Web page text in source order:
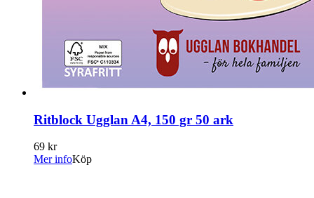
Ritblock Ugglan A4, 150 gr 50 ark
69 kr
Mer infoKöp